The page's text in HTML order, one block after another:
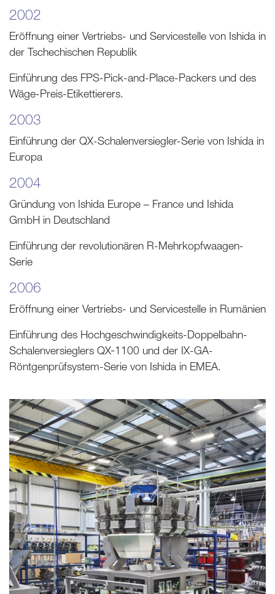
2002
Eröffnung einer Vertriebs- und Servicestelle von Ishida in
der Tschechischen Republik
Einführung des FPS-Pick-and-Place-Packers und des
Wäge-Preis-Etikettierers.
2003
Einführung der QX-Schalenversiegler-Serie von Ishida in
Europa
2004
Gründung von Ishida Europe – France und Ishida
GmbH in Deutschland
Einführung der revolutionären R-Mehrkopfwaagen-
Serie
2006
Eröffnung einer Vertriebs- und Servicestelle in Rumänien
Einführung des Hochgeschwindigkeits-Doppelbahn-
Schalenversieglers QX‑1100 und der IX-GA-
Röntgenprüfsystem-Serie von Ishida in EMEA.